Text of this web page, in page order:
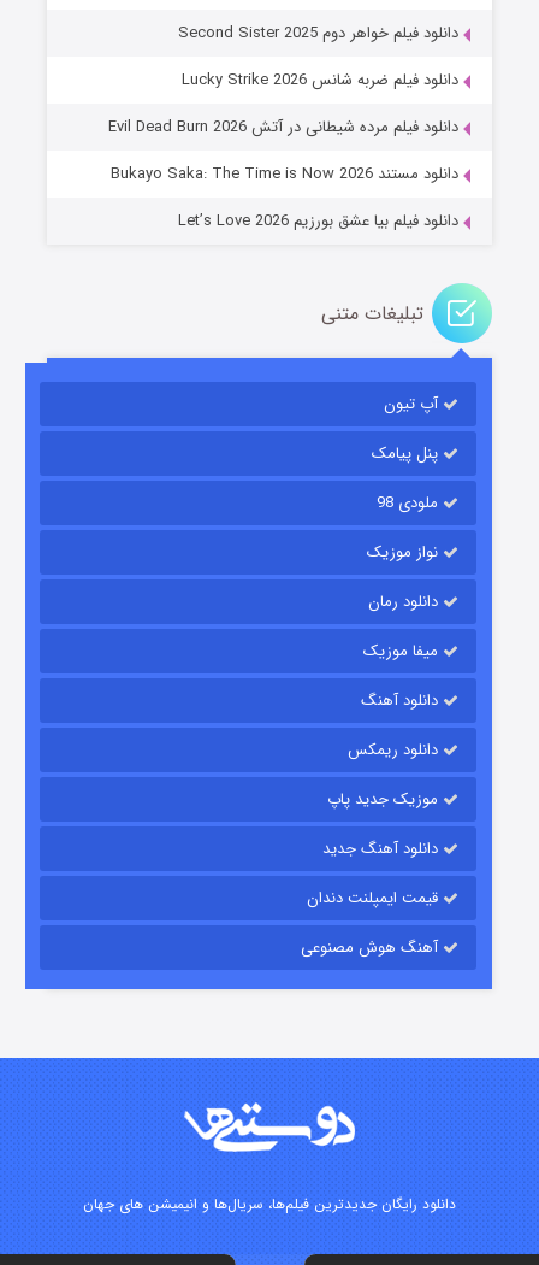
جادوگری در مغولستان
باب اسفنجی فصل ۱۷
قسمت۶ (زیرنویس) منتشر شد
قسمت۱۵ (دوبله) منتشر شد
دانلود فیلم خواهر دوم Second Sister 2025
دانلود فیلم ضربه شانس Lucky Strike 2026
دانلود فیلم مرده شیطانی در آتش Evil Dead Burn 2026
دانلود مستند Bukayo Saka: The Time is Now 2026
دانلود فیلم بیا عشق بورزیم Let’s Love 2026
تبلیغات متنی
آپ تیون
پنل پیامک
ملودی 98
نواز موزیک
دانلود رمان
میفا موزیک
دانلود آهنگ
دانلود ریمکس
موزیک جدید پاپ
دانلود آهنگ جدید
قیمت ایمپلنت دندان
آهنگ هوش مصنوعی
دانلود رایگان جدیدترین فیلم‌ها، سریال‌ها و انیمیشن های جهان